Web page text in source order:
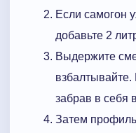
Если самогон
добавьте 2
Выдержите
взбалтывайте.
забрав в себя
Затем